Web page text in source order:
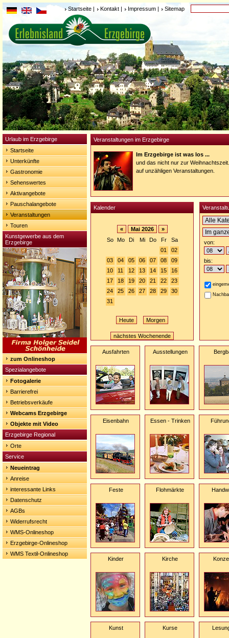
Startseite | Kontakt | Impressum | Sitemap
Urlaub im Erzgebirge
Startseite
Unterkünfte
Gastronomie
Sehenswertes
Aktivangebote
Pauschalangebote
Veranstaltungen
Touren
Kunstgewerbe aus dem
Erzgebirge
zum Onlineshop
Spezialangebote
Fotogalerie
Barrierefrei
Betriebsverkäufe
Webcams Erzgebirge
Objekte mit Video
Erzgebirge Regional
Orte
Service
Neueintrag
Anreise
interessante Links
Datenschutz
AGBs
Widerrufsrecht
WMS-Onlineshop
Erzgebirge-Onlineshop
WMS Textil-Onlineshop
Veranstaltungen im Erzgebirge
Im Erzgebirge ist was los ...
und das nicht nur zur
auf unzähligen Veranstaltungen.
Kalender
« Mai 2026
»
So
Mo Di Mi Do Fr
Sa
01
02
03
04 05 06 07 08
09
10
11 12 13 14 15
16
17
18 19 20 21 22
23
24
25 26 27 28 29
30
31
Heute Morgen
nächstes Wochenende
von:
bis:
Ausfahrten Ausstellungen
Eisenbahn Essen - Trinken
Feste Flohmärkte
Kinder Kirche
Kunst Kurse